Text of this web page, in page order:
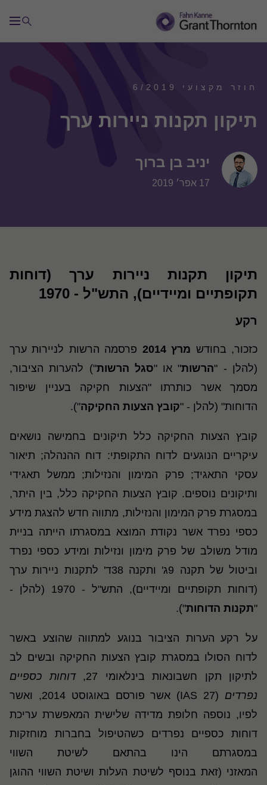
חוזר מקצועי 6/2019
תיקון תקנות ניירות ערך
יניב בן ברוך
17 אפר׳ 2019
תיקון תקנות ניירות ערך (דוחות
תקופתיים ומיידיים), התש"ל - 1970
רקע
כזכור, בחודש מרץ 2014
פרסמה הרשות לניירות ערך
(להלן - "הרשות" או "סגל הרשות") להערות הציבור,
מסמך אשר כותרתו "הצעות חקיקה בעניין שיפור
הדוחות" (להלן - "קובץ הצעות החקיקה").
קובץ הצעות החקיקה כלל תיקונים בחמישה נושאים
עיקריים הנוגעים לדוח התקופתי: דוח ההנהלה; תיאור
עסקי התאגיד; פרק המימון והנזילות; ממשל תאגידי
ותיקונים נוספים. קובץ הצעות החקיקה כלל, בין היתר,
במסגרת פרק המימון והנזילות, מתווה חדש להצגת מידע
כספי נפרד אשר נקודת המוצא במסגרתו הייתה בניית
מודל משולב של פרק מימון ונזילות ומידע כספי נפרד
וביטול של תקנה 9ג' ותקנה 38ד' לתקנות ניירות ערך
(דוחות תקופתיים ומיידיים), התש"ל - 1970 (להלן -
"תקנות הדוחות").
על רקע הערות הציבור בנוגע למתווה שהוצע באשר
לדוח הסולו במסגרת קובץ הצעות החקיקה ובשים לב
לתיקון תקן חשבונאות בינלאומי 27,
דוחות כספיים
נפרדים(
IAS 27
) אשר פורסם באוגוסט 2014, ואשר
לפיו, נוספה חלופת מדידה שלישית המאפשרת עריכת
דוחות כספיים נפרדים כשהטיפול בחברות מוחזקות
במסגרתם הינו בהתאם לשיטת השווי
המאזני (זאת בנוסף לשיטת העלות ושיטת השווי ההוגן